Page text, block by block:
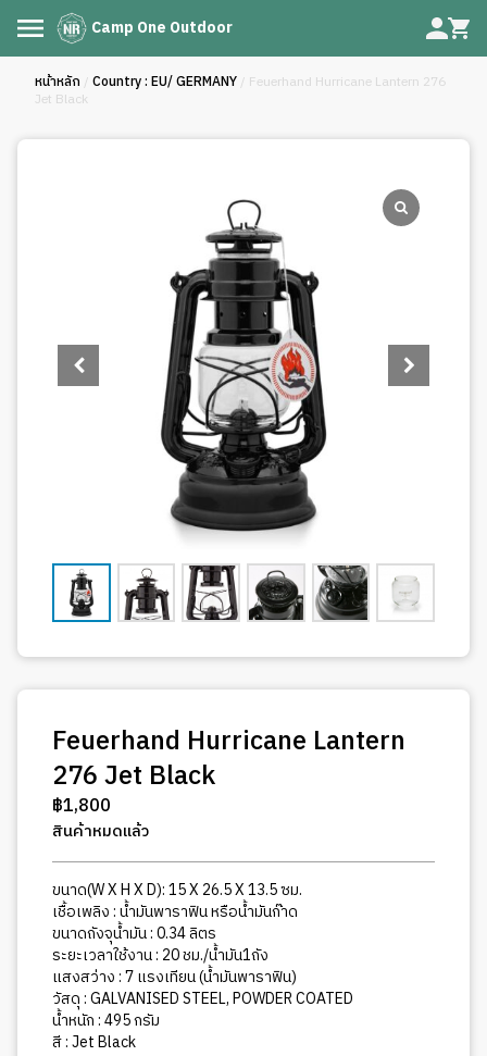
Camp One Outdoor
หน้าหลัก / Country : EU/ GERMANY / Feuerhand Hurricane Lantern 276
Jet Black
Feuerhand Hurricane Lantern
276 Jet Black
฿1,800
สินค้าหมดแล้ว
ขนาด(W X H X D): 15 X 26.5 X 13.5 ซม.
เชื้อเพลิง : น้ำมันพาราฟิน หรือน้ำมันก๊าด
ขนาดถังจุน้ำมัน : 0.34 ลิตร
ระยะเวลาใช้งาน : 20 ชม./น้ำมัน1ถัง
แสงสว่าง : 7 แรงเทียน (น้ำมันพาราฟิน)
วัสดุ : GALVANISED STEEL, POWDER COATED
น้ำหนัก : 495 กรัม
สี : Jet Black